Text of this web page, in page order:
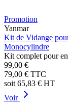
Promotion
Yanmar
Kit de Vidange
Monocylindre
Kit complet pour
99,00 €
79,00 € TTC
soit 65,83 € HT
Voir